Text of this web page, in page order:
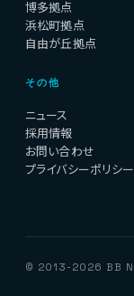
博多拠点
浜松町拠点
自由が丘拠点
その他
ニュース
採用情報
お問い合わせ
プライバシーポリシー
© 2013-2026 BB